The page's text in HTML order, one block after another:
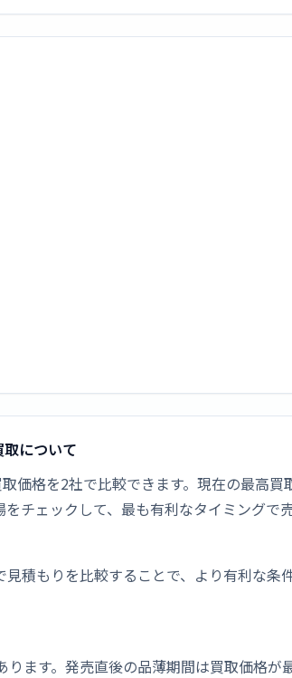
取について
価格を2社で比較できます。現在の最高
チェックして、最も有利なタイミングで
積もりを比較することで、より有利な条
ます。発売直後の品薄期間は買取価格が